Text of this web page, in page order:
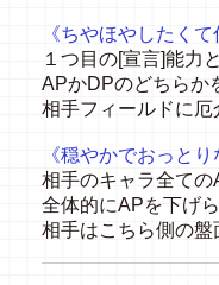
《ちやほやしたく
１つ目の[宣言]能力
APかDPのどちらか
相手フィールドに厄
《穏やかでおっとり
相手のキャラ全ての
全体的にAPを下げ
相手はこちら側の盤